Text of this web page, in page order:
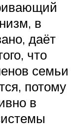
в
даёт
что
семьи
потому
в